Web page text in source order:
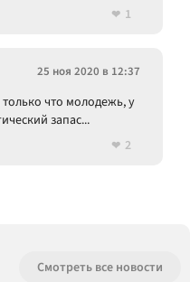
1
25 ноя 2020 в 12:37
что молодежь, у
запас...
2
Смотреть все новости